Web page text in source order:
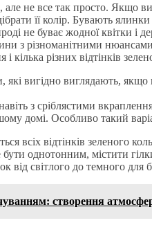
але не все так просто. Якщо
її колір. Бувають
не буває жодної квітки і
з різноманітними
кілька різних відтінків
які вигідно виглядають,
з сріблястими
домі. Особливо такий
всіх відтінків зеленого
однотонним, містити
від світлого до темного для
створення